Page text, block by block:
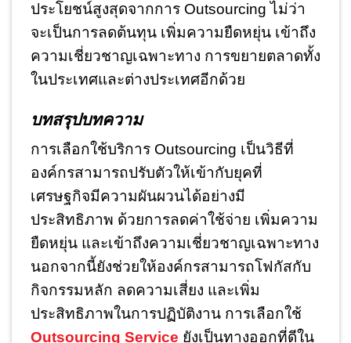
ประโยชน์สูงสุดจากการ Outsourcing ไม่ว่า
จะเป็นการลดต้นทุน เพิ่มความยืดหยุ่น เข้าถึง
ความเชี่ยวชาญเฉพาะทาง การขยายตลาดทั้ง
ในประเทศและต่างประเทศอีกด้วย
บทสรุปบทความ
การเลือกใช้บริการ Outsourcing เป็นวิธีที่
องค์กรสามารถปรับตัวให้เข้ากับยุคที่
เศรษฐกิจมีความผันผวนได้อย่างมี
ประสิทธิภาพ ด้วยการลดค่าใช้จ่าย เพิ่มความ
ยืดหยุ่น และเข้าถึงความเชี่ยวชาญเฉพาะทาง
นอกจากนี้ยังช่วยให้องค์กรสามารถโฟกัสกับ
กิจกรรมหลัก ลดความเสี่ยง และเพิ่ม
ประสิทธิภาพในการปฏิบัติงาน การเลือกใช้
Outsourcing Service ยังเป็นทางออกที่ดีใน